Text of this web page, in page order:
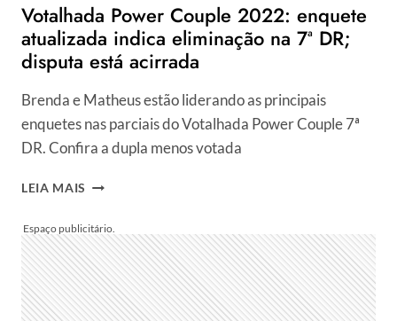
PROCESSO
É
DEFINIDO
Votalhada Power Couple 2022: enquete
atualizada indica eliminação na 7ª DR;
disputa está acirrada
Brenda e Matheus estão liderando as principais
enquetes nas parciais do Votalhada Power Couple 7ª
DR. Confira a dupla menos votada
LEIA MAIS VOTALHADA
2022:
ENQUETE
ATUALIZADA
INDICA
ELIMINAÇÃO